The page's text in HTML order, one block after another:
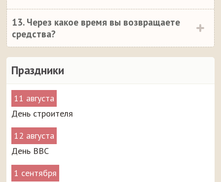
Праздники
11 августа
День строителя
12 августа
День ВВС
1 сентября
13. Через какое время вы возвращаете
средства?